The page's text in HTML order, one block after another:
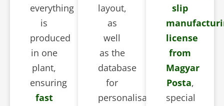
everything
is
produced
in one
plant,
ensuring
fast
layout,
as
well
as the
database
for
personalisation
slip
license
from
Magyar
Posta,
special